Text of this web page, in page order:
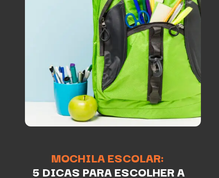
MOCHILA ESCOLAR:
5 DICAS PARA ESCOLHER A